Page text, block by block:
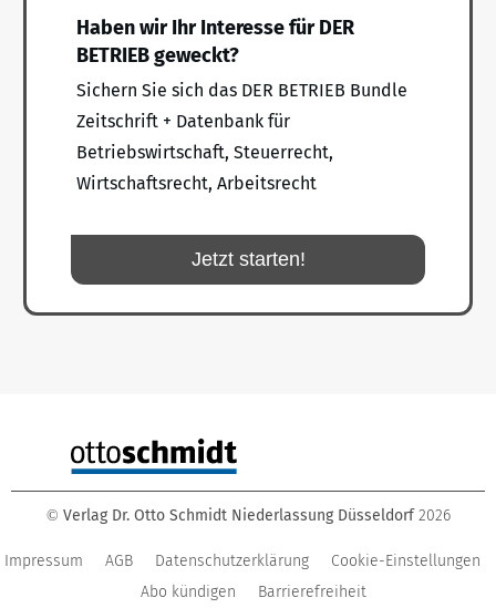
Haben wir Ihr Interesse für DER
BETRIEB geweckt?
Sichern Sie sich das DER BETRIEB Bundle
Zeitschrift + Datenbank für
Betriebswirtschaft, Steuerrecht,
Wirtschaftsrecht, Arbeitsrecht
Jetzt starten!
© Verlag Dr. Otto Schmidt Niederlassung Düsseldorf 2026
Impressum AGB Datenschutzerklärung
Cookie-Einstellungen
Abo kündigen
Barrierefreiheit